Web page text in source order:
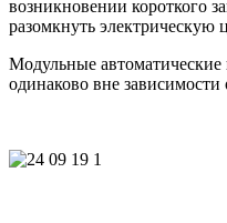
возникновении короткого
разомкнуть электрическую
Модульные
одинаково вне зависимости